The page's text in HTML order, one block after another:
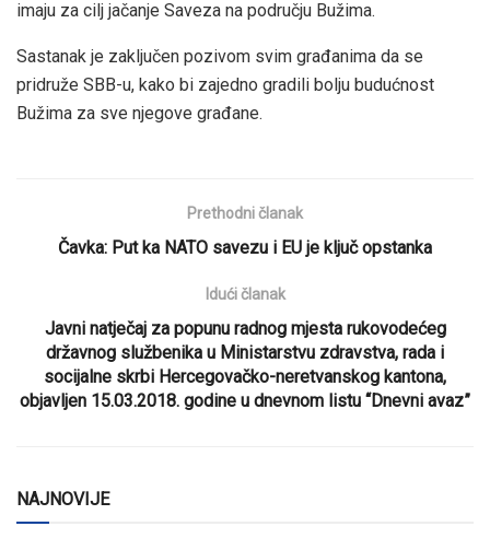
imaju za cilj jačanje Saveza na području Bužima.
Sastanak je zaključen pozivom svim građanima da se
pridruže SBB-u, kako bi zajedno gradili bolju budućnost
Bužima za sve njegove građane.
Prethodni članak
Čavka: Put ka NATO savezu i EU je ključ opstanka
Idući članak
Javni natječaj za popunu radnog mjesta rukovodećeg
državnog službenika u Ministarstvu zdravstva, rada i
socijalne skrbi Hercegovačko-neretvanskog kantona,
objavljen 15.03.2018. godine u dnevnom listu “Dnevni avaz”
NAJNOVIJE